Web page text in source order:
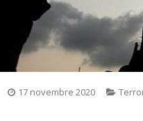
17 novembre 2020